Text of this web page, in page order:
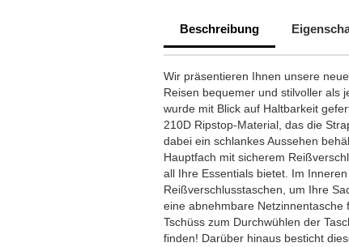
Reisetasche personalisiert
Beschreibung
Wir präsentieren Ihnen unsere
Reisen bequemer und stilvoller als
wurde mit Blick auf Haltbarkeit
210D Ripstop-Material, das die
dabei ein schlankes Aussehen
Hauptfach mit sicherem
all Ihre Essentials bietet. Im
Reißverschlusstaschen, um Ihre
eine abnehmbare Netzinnentasche
Tschüss zum Durchwühlen der
finden! Darüber hinaus besticht